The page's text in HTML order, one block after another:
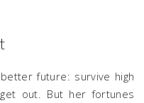
future: survive high
out. But her fortunes